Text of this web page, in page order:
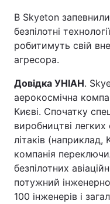
В Skyeton
безпілотні
робитимуть свій
агресора.
Довідка УНІАН.
аерокосмічна
Києві. Спочатку
виробництві
літаків
компанія
безпілотних
потужний
100 інженерів і